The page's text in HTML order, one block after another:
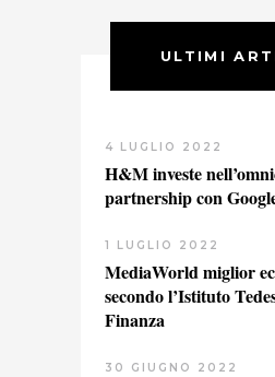
ULTIMI
4 LUGLIO 2022
H&M investe
partnership con
1 LUGLIO 2022
MediaWorld miglior
secondo l’Istituto
Finanza
30 GIUGNO 2022